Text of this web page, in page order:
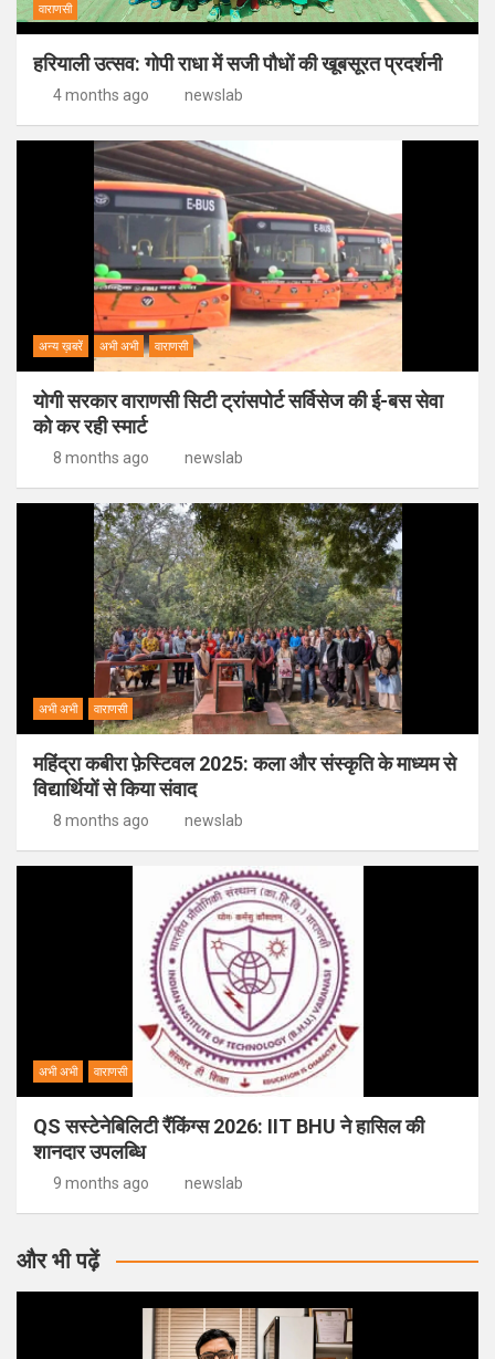
वाराणसी
हरियाली उत्सव: गोपी राधा में सजी पौधों की खूबसूरत प्रदर्शनी
4 months ago newslab
अन्य ख़बरें अभी अभी वाराणसी
योगी सरकार वाराणसी सिटी ट्रांसपोर्ट सर्विसेज की ई-बस सेवा
को कर रही स्मार्ट
8 months ago newslab
अभी अभी वाराणसी
महिंद्रा कबीरा फ़ेस्टिवल 2025: कला और संस्कृति के माध्यम से
विद्यार्थियों से किया संवाद
8 months ago newslab
अभी अभी वाराणसी
QS सस्टेनेबिलिटी रैंकिंग्स 2026: IIT BHU ने हासिल की
शानदार उपलब्धि
9 months ago newslab
और भी पढ़ें